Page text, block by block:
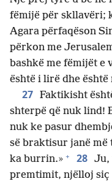
fëmijë për skllavëri;
Agara përfaqëson
përkon me
bashkë me fëmijët e
është i lirë dhe është
27 Faktikisht
shterpë që nuk lind!
nuk ke pasur
së braktisur janë më
ka burrin.» + 28 Ju,
premtimit, njëlloj siç